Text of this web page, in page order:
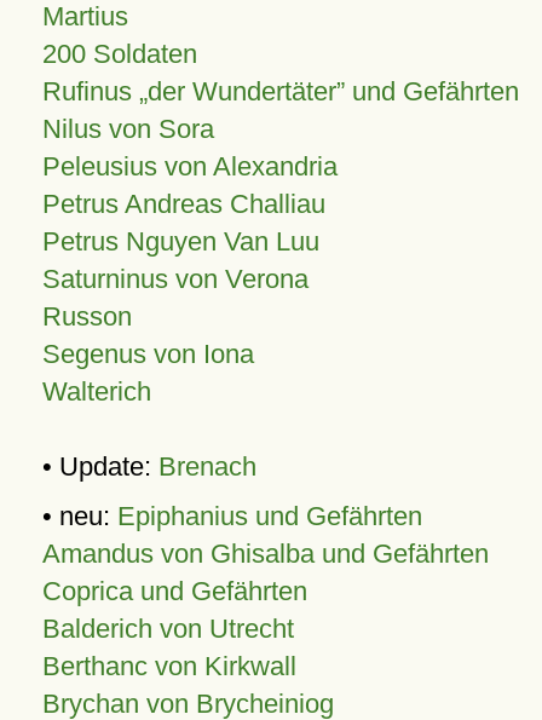
Martius
200 Soldaten
Rufinus „der Wundertäter” und Gefährten
Nilus von Sora
Peleusius von Alexandria
Petrus Andreas Challiau
Petrus Nguyen Van Luu
Saturninus von Verona
Russon
Segenus von Iona
Walterich
• Update: Brenach
• neu: Epiphanius und Gefährten
Amandus von Ghisalba und Gefährten
Coprica und Gefährten
Balderich von Utrecht
Berthanc von Kirkwall
Brychan von Brycheiniog